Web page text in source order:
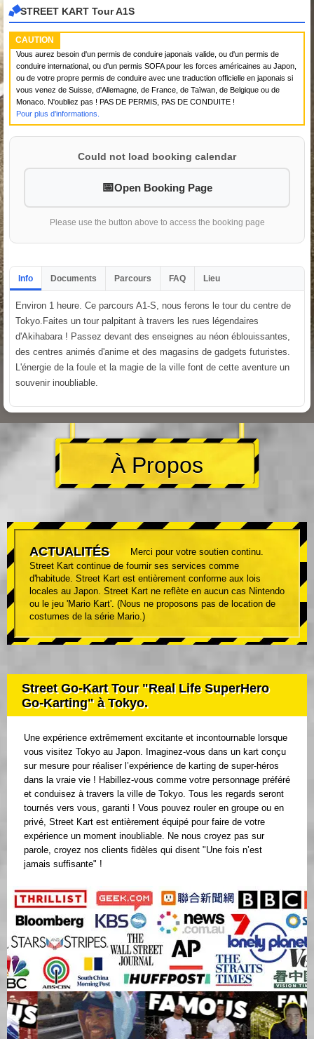
STREET KART Tour A1S
CAUTION
Vous aurez besoin d'un permis de conduire japonais valide, ou d'un permis de
conduire international, ou d'un permis SOFA pour les forces américaines au Japon,
ou de votre propre permis de conduire avec une traduction officielle en japonais si
vous venez de Suisse, d'Allemagne, de France, de Taïwan, de Belgique ou de
Monaco. N'oubliez pas ! PAS DE PERMIS, PAS DE CONDUITE !
Pour plus d'informations.
Could not load booking calendar
Open Booking Page
Please use the button above to access the booking page
Info Documents Parcours FAQ Lieu
Environ 1 heure. Ce parcours A1-S, nous ferons le tour du centre de
Tokyo.Faites un tour palpitant à travers les rues légendaires
d'Akihabara ! Passez devant des enseignes au néon éblouissantes,
des centres animés d'anime et des magasins de gadgets futuristes.
L'énergie de la foule et la magie de la ville font de cette aventure un
souvenir inoubliable.
À Propos
ACTUALITÉS
Merci pour votre soutien continu.
Street Kart continue de fournir ses services comme
d'habitude. Street Kart est entièrement conforme aux lois
locales au Japon. Street Kart ne reflète en aucun cas Nintendo
ou le jeu 'Mario Kart'. (Nous ne proposons pas de location de
costumes de la série Mario.)
Street Go-Kart Tour "Real Life SuperHero
Go-Karting" à Tokyo.
Une expérience extrêmement excitante et incontournable lorsque
vous visitez Tokyo au Japon. Imaginez-vous dans un kart conçu
sur mesure pour réaliser l’expérience de karting de super-héros
dans la vraie vie ! Habillez-vous comme votre personnage préféré
et conduisez à travers la ville de Tokyo. Tous les regards seront
tournés vers vous, garanti ! Vous pouvez rouler en groupe ou en
privé, Street Kart est entièrement équipé pour faire de votre
expérience un moment inoubliable. Ne nous croyez pas sur
parole, croyez nos clients fidèles qui disent "Une fois n’est
jamais suffisante" !